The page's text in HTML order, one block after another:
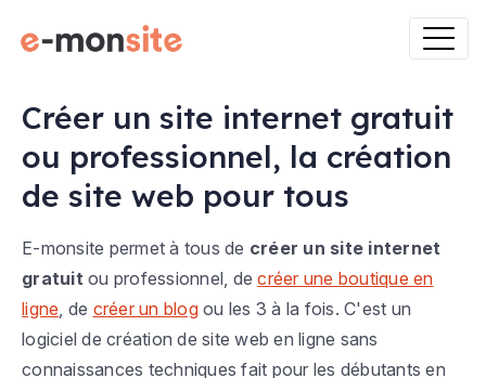
Créer un site internet gratuit
ou professionnel, la création
de site web pour tous
E-monsite permet à tous de créer un site internet
gratuit ou professionnel, decréer une boutique en
ligne , de créer un blogou les 3 à la fois. C'est un
logiciel de création de site web en ligne sans
connaissances techniques fait pour les débutants en